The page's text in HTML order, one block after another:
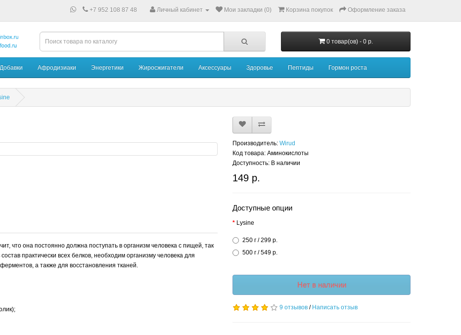
+7 952 108 87 48 Личный кабинет Мои закладки (0) Корзина покупок Оформление заказа
0 товар(ов) - 0 р.
Добавки Афродизиаки Энергетики Жиросжигатели Аксессуары Здоровье Пептиды Гормон роста
что она постоянно должна поступать в организм человека с пищей, так
практически всех белков, необходим организму человека для
а также для восстановления тканей.
Производитель: Wirud
Код товара: Аминокислоты
Доступность: В наличии
149 р.
Доступные опции
Lysine
250 г / 299 р.
500 г / 549 р.
Нет в наличии
9 отзывов / Написать отзыв